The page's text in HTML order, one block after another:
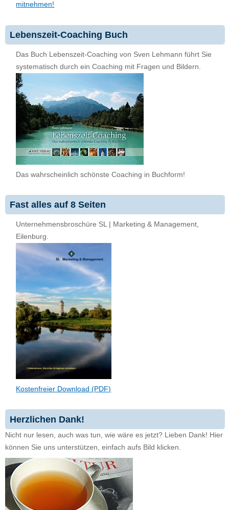
mitnehmen!
Lebenszeit-Coaching Buch
Das Buch Lebenszeit-Coaching von Sven Lehmann führt Sie
systematisch durch ein Coaching mit Fragen und Bildern.
Das wahrscheinlich schönste Coaching in Buchform!
Fast alles auf 8 Seiten
Unternehmensbroschüre SL | Marketing & Management,
Eilenburg.
Kostenfreier Download (PDF)
Herzlichen Dank!
Nicht nur lesen, auch was tun, wie wäre es jetzt? Lieben Dank! Hier
können Sie uns unterstützen, einfach aufs Bild klicken.